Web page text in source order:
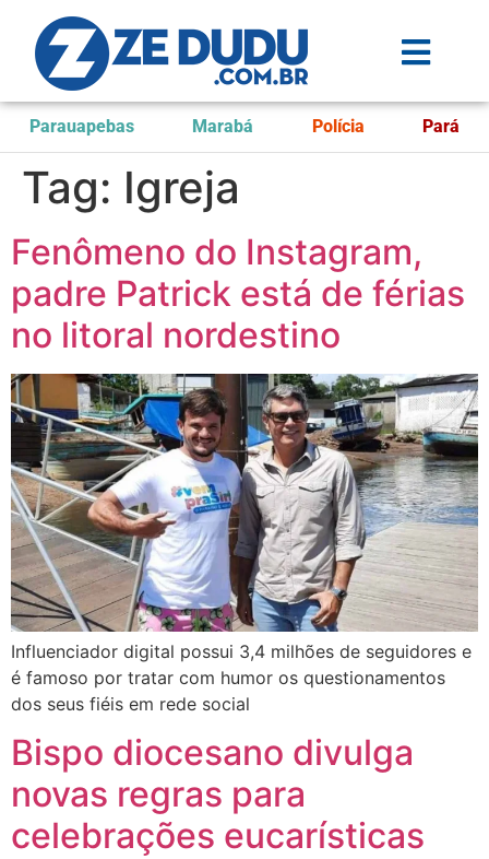
Parauapebas Marabá Polícia Pará
Tag: Igreja
Fenômeno do Instagram,
padre Patrick está de férias
no litoral nordestino
Influenciador digital possui 3,4 milhões de seguidores e
é famoso por tratar com humor os questionamentos
dos seus fiéis em rede social
Bispo diocesano divulga
novas regras para
celebrações eucarísticas